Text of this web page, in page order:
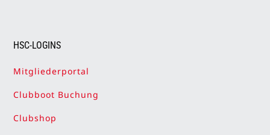
HSC-LOGINS
Mitgliederportal
Clubboot Buchung
Clubshop